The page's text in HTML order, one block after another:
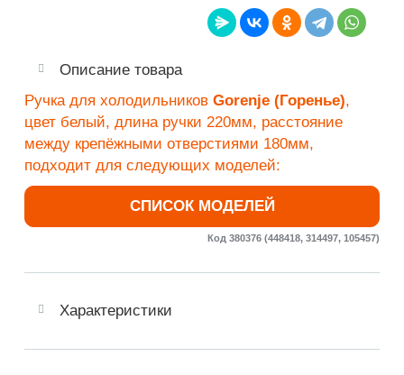
Описание товара
Ручка для холодильников Gorenje (Горенье),
цвет белый, длина ручки 220мм, расстояние
между крепёжными отверстиями 180мм,
подходит для следующих моделей:
СПИСОК МОДЕЛЕЙ
Код 380376 (448418, 314497, 105457)
Характеристики